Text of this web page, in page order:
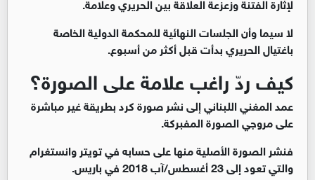
لا سيما وأن الجلسات النهائية للمحكمة الدولية الخاصة
باغتيال الحريري بدأت قبل أكثر من أسبوع.
كيف ردّ راغب علامة على الصورة؟
عمد المغني اللبناني إلى نشر صورة كرد بطريقة غير مباشرة
على مروجي الصورة المفبركة.
فنشر الصورة الأصلية منها على حسابه في تويتر وانستغرام
والتي تعود إلى 23 أغسطس/آب 2018 في باريس.